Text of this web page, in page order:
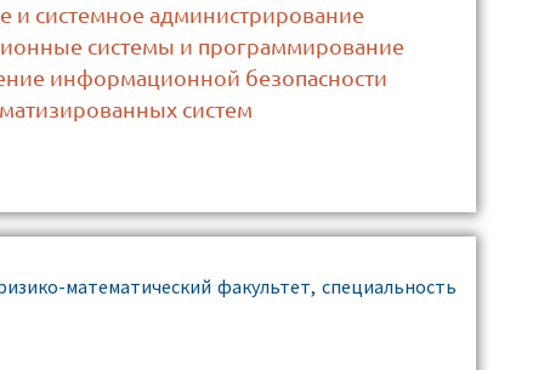
и системное администрирование
системы и программирование
информационной безопасности
систем
математический факультет, специальность